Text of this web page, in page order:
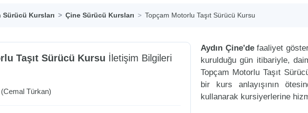
Sürücü Kursları Çine Sürücü Kursları Topçam Motorlu Taşıt Sürücü Kursu
Taşıt Sürücü Kursu İletişim Bilgileri
(Cemal Türkan)
Aydın Çine'defaaliyet
kurulduğu gün itibariyle,
Topçam Motorlu Taşıt
bir kurs anlayışının
kullanarak kursiyerlerine